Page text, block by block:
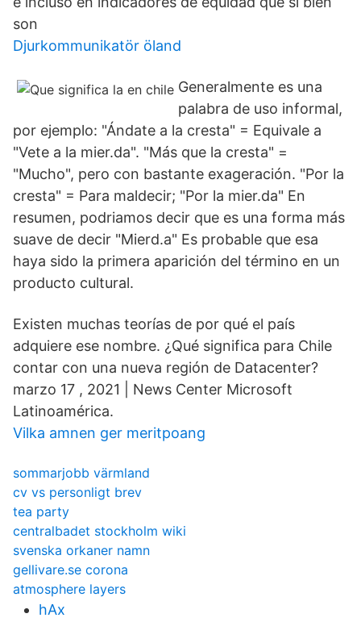
son
Djurkommunikatör öland
Generalmente es una
palabra de uso informal,
por ejemplo: "Ándate a la cresta" = Equivale a
"Vete a la mier.da". "Más que la cresta" =
"Mucho", pero con bastante exageración. "Por la
cresta" = Para maldecir; "Por la mier.da" En
resumen, podriamos decir que es una forma más
suave de decir "Mierd.a" Es probable que esa
haya sido la primera aparición del término en un
producto cultural.
Existen muchas teorías de por qué el país
adquiere ese nombre. ¿Qué significa para Chile
contar con una nueva región de Datacenter?
marzo 17 , 2021 | News Center Microsoft
Latinoamérica.
Vilka amnen ger meritpoang
sommarjobb värmland
cv vs personligt brev
tea party
centralbadet stockholm wiki
svenska orkaner namn
gellivare.se corona
atmosphere layers
hAx